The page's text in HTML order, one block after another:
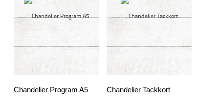
Chandelier Program A5 Chandelier Tackkort